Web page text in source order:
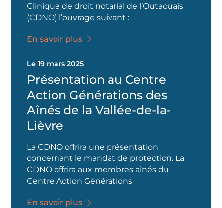
Clinique de droit notarial de l’Outaouais
(CDNO) l’ouvrage suivant :
En savoir plus
Le 19 mars 2025
Présentation au Centre
Action Générations des
Aînés de la Vallée-de-la-
Lièvre
La CDNO offrira une présentation
concernant le mandat de protection. La
CDNO offrira aux membres aînés du
Centre Action Générations
En savoir plus